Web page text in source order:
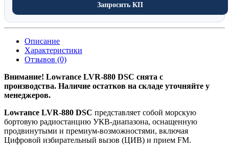
Запросить КП
Описание
Характеристики
Отзывов (0)
Внимание! Lowrance LVR-880 DSC снята с
производства. Наличие остатков на складе уточняйте у
менеджеров.
Lowrance LVR-880 DSC представляет собой морскую
бортовую радиостанцию УКВ-диапазона, оснащенную
продвинутыми и премиум-возможностями, включая
Цифровой избирательный вызов (ЦИВ) и прием FM.